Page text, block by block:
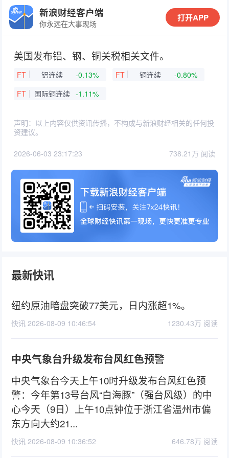
新浪财经客户端
你永远在大事现场
打开APP
美国发布铝、钢、铜关税相关文件。
FT 铝连续 -0.13% FT 铜连续
-0.80%
FT
国际铜连续 -1.11%
声明：以上内容仅供资讯传播，不构成与新浪财经相关的任何投
资建议。
2026-06-03 23:17:23 738.21万 阅读
最新快讯
纽约原油暗盘突破77美元，日内涨超1%。
快讯 2026-08-09 10:46:54 1230.43万 阅读
中央气象台升级发布台风红色预警
中央气象台今天上午10时升级发布台风红色预
警：今年第13号台风“白海豚”（强台风级）的中
心今天（9日）上午10点钟位于浙江省温州市偏
东方向大约21...
快讯 2026-08-09 10:36:52 646.78万 阅读